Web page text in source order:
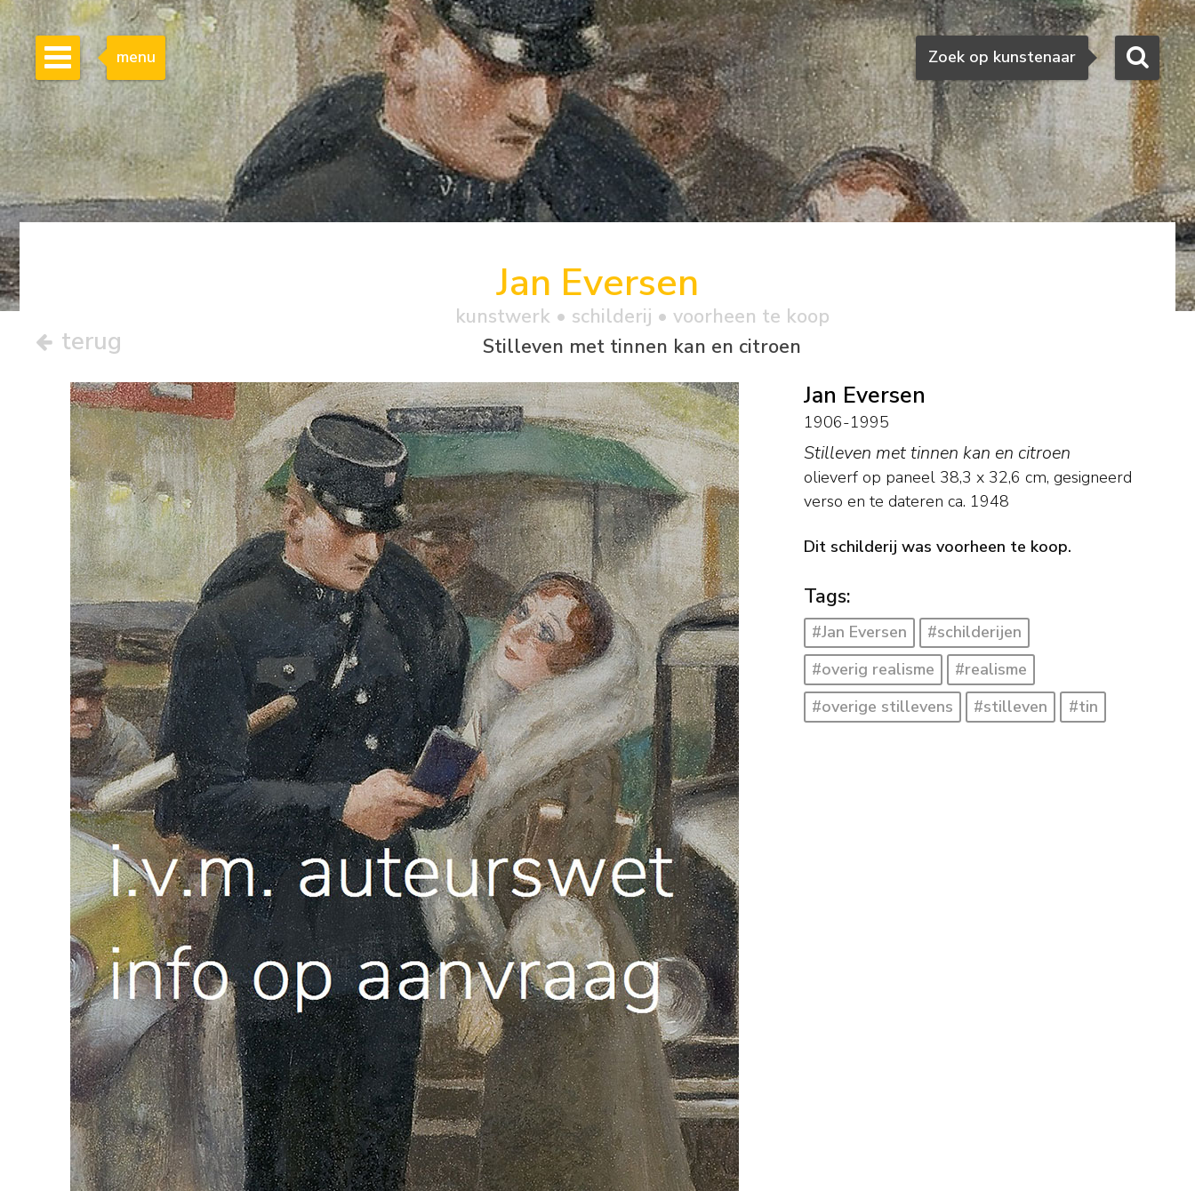
Zoeken
Zoek op kunstenaar
menu
terug
Jan Eversen
kunstwerk • schilderij • voorheen te koop
Stilleven met tinnen kan en citroen
Jan Eversen
1906-1995
Stilleven met tinnen kan en citroen
olieverf op paneel 38,3 x 32,6 cm, gesigneerd
verso en te dateren ca. 1948
Dit schilderij was voorheen te koop.
Tags:
#Jan Eversen
#schilderijen
#overig realisme
#realisme
#overige stillevens
#stilleven #tin